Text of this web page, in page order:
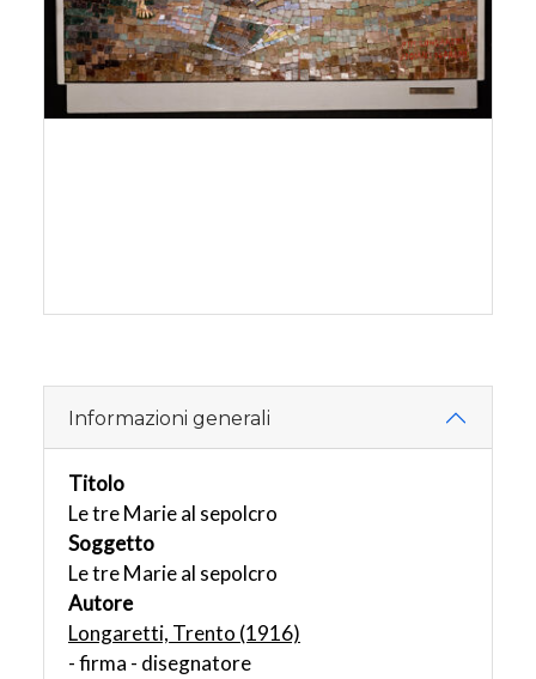
Informazioni generali
Titolo
Le tre Marie al sepolcro
Soggetto
Le tre Marie al sepolcro
Autore
Longaretti, Trento (1916)
- firma - disegnatore